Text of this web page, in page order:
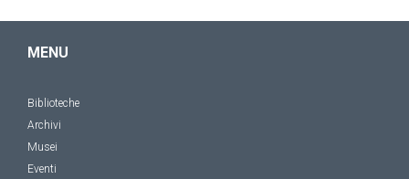
MENU
Biblioteche
Archivi
Musei
Eventi